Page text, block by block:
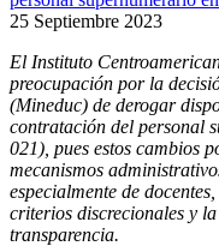
25 Septiembre 2023
El Instituto
preocupación por la
(Mineduc) de derogar
contratación del personal
021), pues estos cambios
mecanismos
especialmente de
criterios discrecionales y
transparencia.